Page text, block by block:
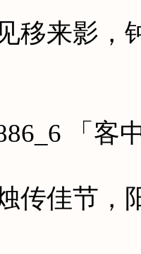
来影，钟
「客
佳节，阳